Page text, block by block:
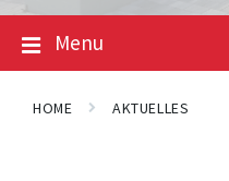
Menu
HOME AKTUELLES